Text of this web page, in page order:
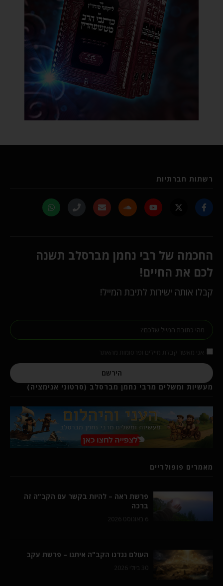
רשתות חברתיות
החכמה של רבי נחמן מברסלב תשנה
לכם את החיים!
קבלו אותה ישירות לתיבת המייל!
הירשם
מעשיות ומשלים מרבי נחמן מברסלב (סרטוני אנימציה)
מאמרים פופולריים
פרשת ראה – להיות בקשר עם הקב"ה זה
ברכה
6 באוגוסט 2026
העולם נגדנו הקב"ה איתנו – פרשת עקב
30 ביולי 2026